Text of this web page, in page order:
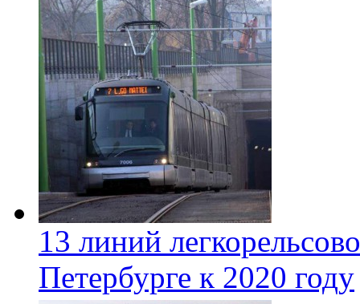
13 линий
Петербурге к 2020 году